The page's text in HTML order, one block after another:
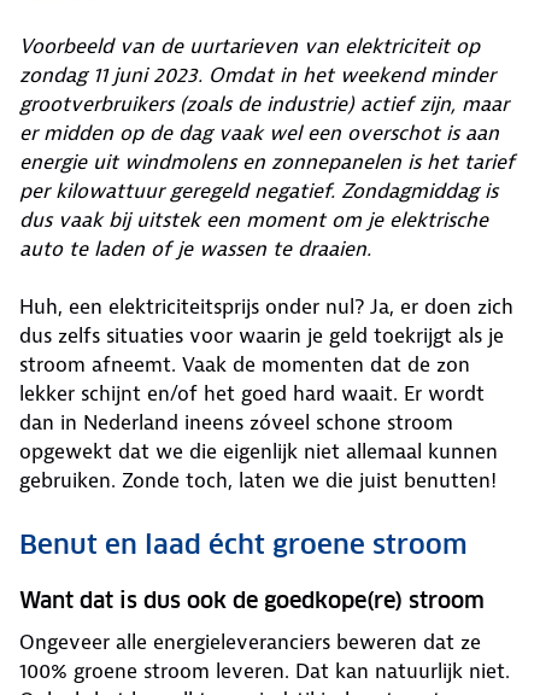
Voorbeeld van de uurtarieven van elektriciteit op
zondag 11 juni 2023. Omdat in het weekend minder
grootverbruikers (zoals de industrie) actief zijn, maar
er midden op de dag vaak wel een overschot is aan
energie uit windmolens en zonnepanelen is het tarief
per kilowattuur geregeld negatief. Zondagmiddag is
dus vaak bij uitstek een moment om je elektrische
auto te laden of je wassen te draaien.
Huh, een elektriciteitsprijs onder nul? Ja, er doen zich
dus zelfs situaties voor waarin je geld toekrijgt als je
stroom afneemt. Vaak de momenten dat de zon
lekker schijnt en/of het goed hard waait. Er wordt
dan in Nederland ineens zóveel schone stroom
opgewekt dat we die eigenlijk niet allemaal kunnen
gebruiken. Zonde toch, laten we die juist benutten!
Benut en laad écht groene stroom
Want dat is dus ook de goedkope(re) stroom
Ongeveer alle energieleveranciers beweren dat ze
100% groene stroom leveren. Dat kan natuurlijk niet.